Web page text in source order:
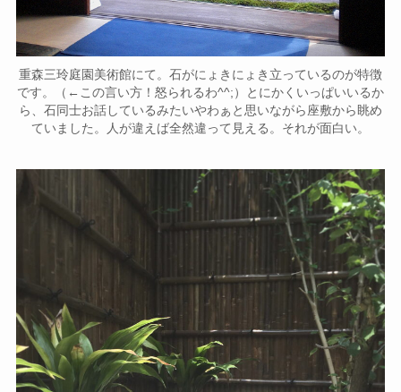
重森三玲庭園美術館にて。石がにょきにょき立っているのが特徴
です。（←この言い方！怒られるわ^^;）とにかくいっぱいいるか
ら、石同士お話しているみたいやわぁと思いながら座敷から眺め
ていました。人が違えば全然違って見える。それが面白い。